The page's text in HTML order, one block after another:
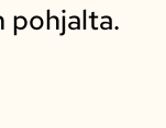
pohjalta.